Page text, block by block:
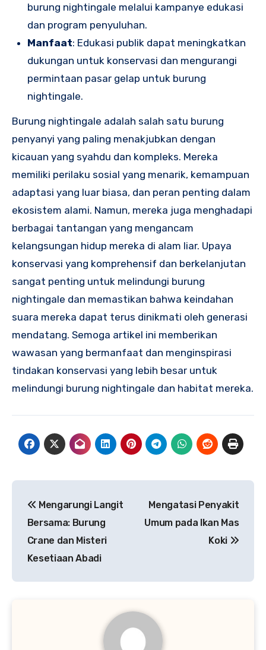
burung nightingale melalui kampanye edukasi
dan program penyuluhan.
Manfaat: Edukasi publik dapat meningkatkan
dukungan untuk konservasi dan mengurangi
permintaan pasar gelap untuk burung
nightingale.
Burung nightingale adalah salah satu burung
penyanyi yang paling menakjubkan dengan
kicauan yang syahdu dan kompleks. Mereka
memiliki perilaku sosial yang menarik, kemampuan
adaptasi yang luar biasa, dan peran penting dalam
ekosistem alami. Namun, mereka juga menghadapi
berbagai tantangan yang mengancam
kelangsungan hidup mereka di alam liar. Upaya
konservasi yang komprehensif dan berkelanjutan
sangat penting untuk melindungi burung
nightingale dan memastikan bahwa keindahan
suara mereka dapat terus dinikmati oleh generasi
mendatang. Semoga artikel ini memberikan
wawasan yang bermanfaat dan menginspirasi
tindakan konservasi yang lebih besar untuk
melindungi burung nightingale dan habitat mereka.
pos
Mengarungi Langit
Bersama: Burung
Crane dan Misteri
Kesetiaan Abadi
Mengatasi Penyakit
Umum pada Ikan Mas
Koki